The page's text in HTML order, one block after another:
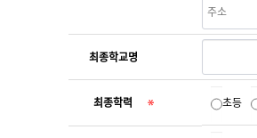
최종학교명
최종학력 초등